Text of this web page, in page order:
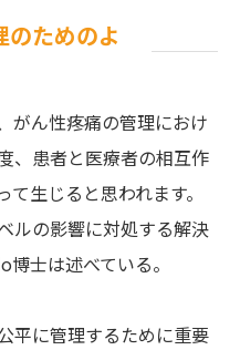
ためのよ
がん性疼痛の管理におけ
、患者と医療者の相互作
生じると思われます。
ルの影響に対処する解決
士は述べている。
平に管理するために重要